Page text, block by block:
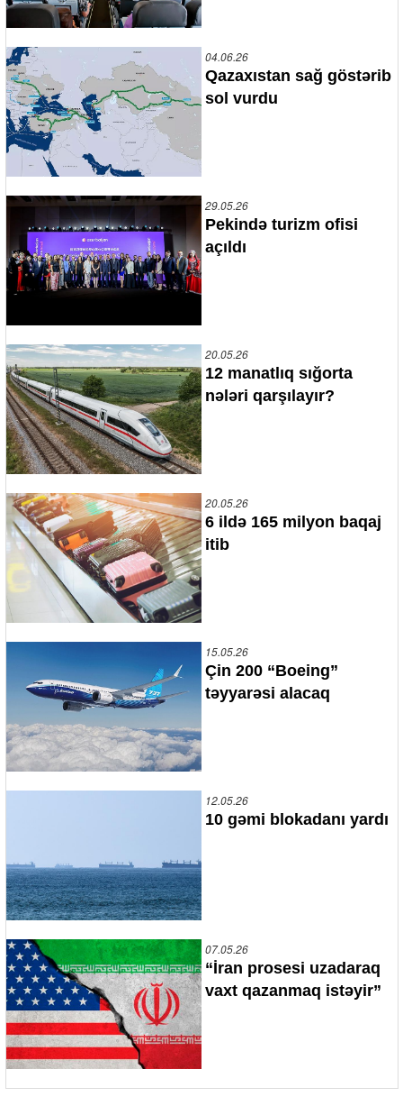
04.06.26
Qazaxıstan sağ göstərib
sol vurdu
29.05.26
Pekində turizm ofisi
açıldı
20.05.26
12 manatlıq sığorta
nələri qarşılayır?
20.05.26
6 ildə 165 milyon baqaj
itib
15.05.26
Çin 200 “Boeing”
təyyarəsi alacaq
12.05.26
10 gəmi blokadanı yardı
07.05.26
“İran prosesi uzadaraq
vaxt qazanmaq istəyir”